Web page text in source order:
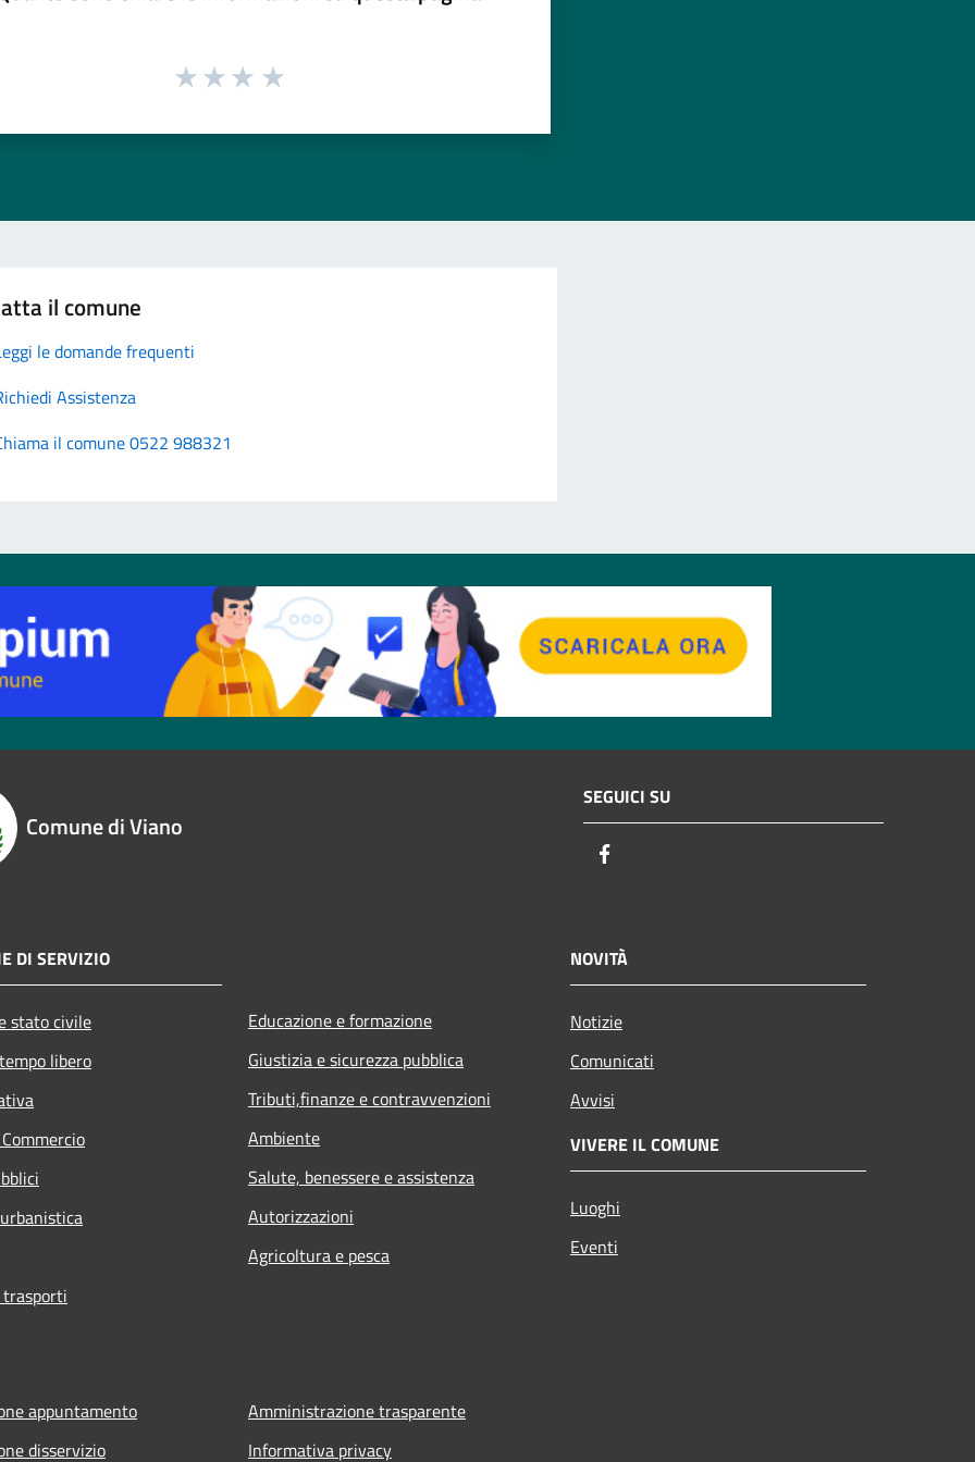
il comune
le domande frequenti
Assistenza
il comune 0522 988321
Comune di Viano
SEGUICI SU
DI SERVIZIO
stato civile
libero
Educazione e formazione
Giustizia e sicurezza pubblica
Tributi,finanze e contravvenzioni
Ambiente
Salute, benessere e assistenza
Autorizzazioni
Agricoltura e pesca
NOVITÀ
Notizie
Comunicati
Avvisi
VIVERE IL COMUNE
Luoghi
Eventi
appuntamento
disservizio
Amministrazione trasparente
Informativa privacy